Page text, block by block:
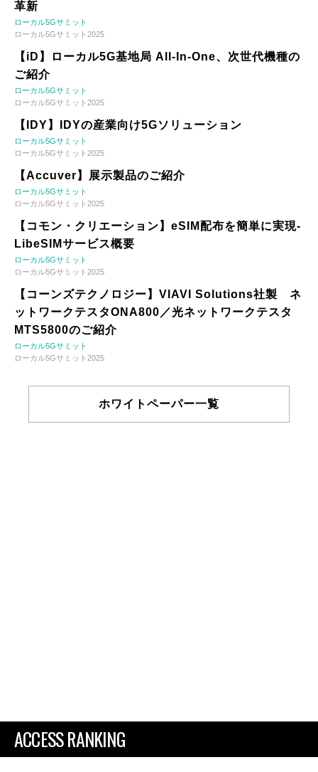
革新
ローカル5Gサミット
ローカル5Gサミット2025
【iD】ローカル5G基地局 All-In-One、次世代機種の
ご紹介
ローカル5Gサミット
ローカル5Gサミット2025
【IDY】IDYの産業向け5Gソリューション
ローカル5Gサミット
ローカル5Gサミット2025
【Accuver】展示製品のご紹介
ローカル5Gサミット
ローカル5Gサミット2025
【コモン・クリエーション】eSIM配布を簡単に実現-
LibeSIMサービス概要
ローカル5Gサミット
ローカル5Gサミット2025
【コーンズテクノロジー】VIAVI Solutions社製 ネ
ットワークテスタONA800／光ネットワークテスタ
MTS5800のご紹介
ローカル5Gサミット
ローカル5Gサミット2025
ホワイトペーパー一覧
ACCESS RANKING